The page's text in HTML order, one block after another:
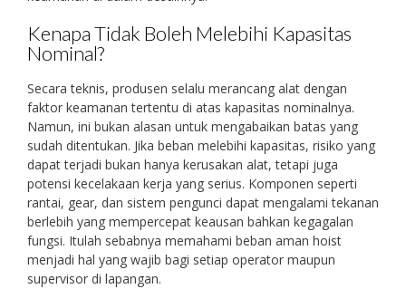
Kenapa Tidak Boleh Melebihi Kapasitas
Nominal?
Secara teknis, produsen selalu merancang alat dengan
faktor keamanan tertentu di atas kapasitas nominalnya.
Namun, ini bukan alasan untuk mengabaikan batas yang
sudah ditentukan. Jika beban melebihi kapasitas, risiko yang
dapat terjadi bukan hanya kerusakan alat, tetapi juga
potensi kecelakaan kerja yang serius. Komponen seperti
rantai, gear, dan sistem pengunci dapat mengalami tekanan
berlebih yang mempercepat keausan bahkan kegagalan
fungsi. Itulah sebabnya memahami beban aman hoist
menjadi hal yang wajib bagi setiap operator maupun
supervisor di lapangan.